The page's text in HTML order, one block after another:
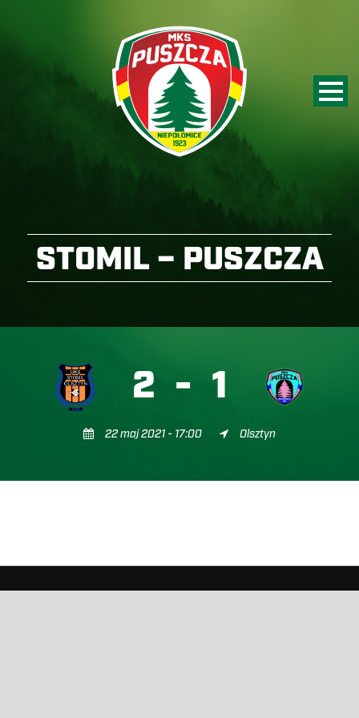
STOMIL – PUSZCZA
2 - 1
22 maj 2021 - 17:00 Olsztyn